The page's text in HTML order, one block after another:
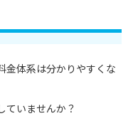
金体系は分かりやすくな
ていませんか？